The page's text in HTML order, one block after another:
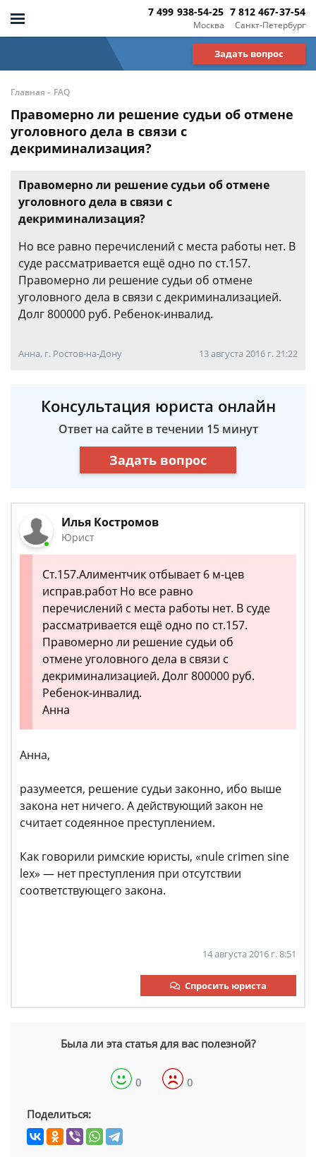
Москва
7 499 938-54-25
Санкт-Петербург
7 812 467-37-54
Задать вопрос
Главная - FAQ
Правомерно ли решение судьи об отмене
уголовного дела в связи с
декриминализация?
Правомерно ли решение судьи об отмене
уголовного дела в связи с
декриминализация?
Но все равно перечислений с места работы нет. В
суде рассматривается ещё одно по ст.157.
Правомерно ли решение судьи об отмене
уголовного дела в связи с декриминализацией.
Долг 800000 руб. Ребенок-инвалид.
Анна, г. Ростов-на-Дону 13 августа 2016 г. 21:22
Консультация юриста онлайн
Ответ на сайте в течении 15 минут
Задать вопрос
Илья Костромов
Юрист
Ст.157.Алиментчик отбывает 6 м-цев
исправ.работ Но все равно
перечислений с места работы нет. В суде
рассматривается ещё одно по ст.157.
Правомерно ли решение судьи об
отмене уголовного дела в связи с
декриминализацией. Долг 800000 руб.
Ребенок-инвалид.
Анна
Анна,
разумеется, решение судьи законно, ибо выше
закона нет ничего. А действующий закон не
считает содеянное преступлением.
Как говорили римские юристы, «nule crimen sine
lex» — нет преступления при отсутствии
соответствующего закона.
14 августа 2016 г. 8:51
Спросить юриста
Была ли эта статья для вас полезной?
0 0
Поделиться: